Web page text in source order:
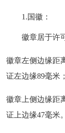
1.国徽：
徽章居于许
徽章左侧边缘距
证左边缘89毫米；
徽章上侧边缘距
证上边缘47毫米。